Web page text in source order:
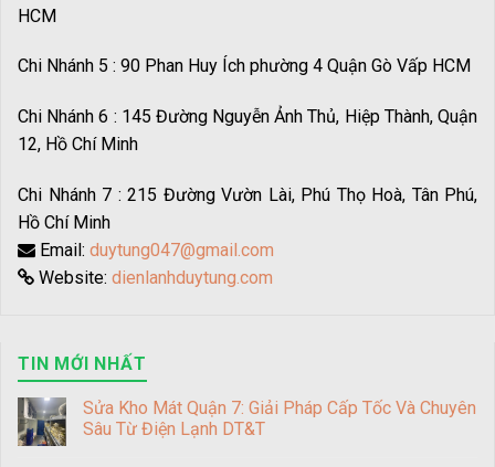
HCM
Chi Nhánh 5 : 90 Phan Huy Ích phường 4 Quận Gò Vấp HCM
Chi Nhánh 6 : 145 Đường Nguyễn Ảnh Thủ, Hiệp Thành, Quận
12, Hồ Chí Minh
Chi Nhánh 7 : 215 Đường Vườn Lài, Phú Thọ Hoà, Tân Phú,
Hồ Chí Minh
Email: duytung047@gmail.com
Website: dienlanhduytung.com
TIN MỚI NHẤT
Sửa Kho Mát Quận 7: Giải Pháp Cấp Tốc Và Chuyên
Sâu Từ Điện Lạnh DT&T